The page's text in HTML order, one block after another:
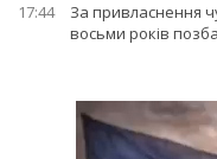
17:44
За привласнення
восьми років